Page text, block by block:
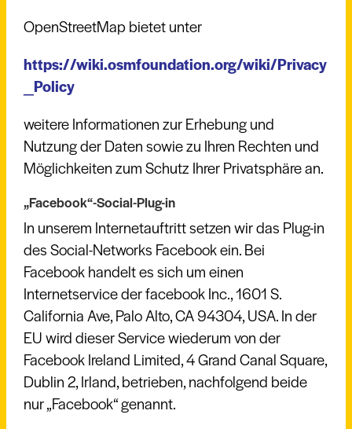
OpenStreetMap bietet unter
https://wiki.osmfoundation.org/wiki/Privacy
_Policy
weitere Informationen zur Erhebung und
Nutzung der Daten sowie zu Ihren Rechten und
Möglichkeiten zum Schutz Ihrer Privatsphäre an.
„Facebook“-Social-Plug-in
In unserem Internetauftritt setzen wir das Plug-in
des Social-Networks Facebook ein. Bei
Facebook handelt es sich um einen
Internetservice der facebook Inc., 1601 S.
California Ave, Palo Alto, CA 94304, USA. In der
EU wird dieser Service wiederum von der
Facebook Ireland Limited, 4 Grand Canal Square,
Dublin 2, Irland, betrieben, nachfolgend beide
nur „Facebook“ genannt.